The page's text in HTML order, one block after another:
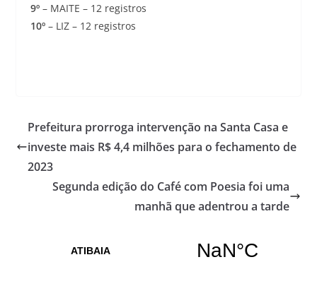
9º– MAITE – 12 registros
10º– LIZ – 12 registros
Prefeitura prorroga intervenção na Santa Casa e
investe mais R$ 4,4 milhões para o fechamento de
2023
Segunda edição do Café com Poesia foi uma
manhã que adentrou a tarde